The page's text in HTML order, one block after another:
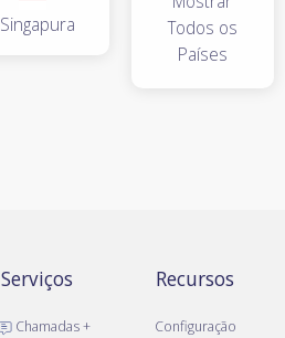
Singapura
Todos os
Países
Serviços
Chamadas +
Recursos
Configuração